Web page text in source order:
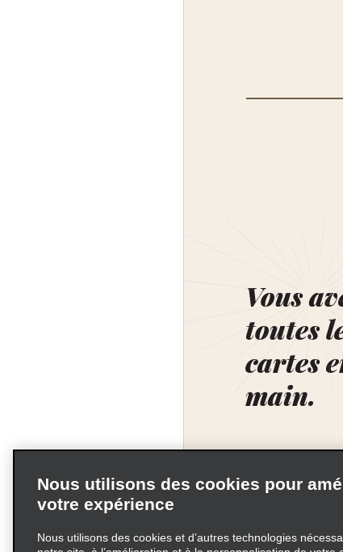
Vous
toutes
cartes
main.
Nous utilisons des cookies pour
votre expérience
Nous utilisons des cookies et d’autres technologies